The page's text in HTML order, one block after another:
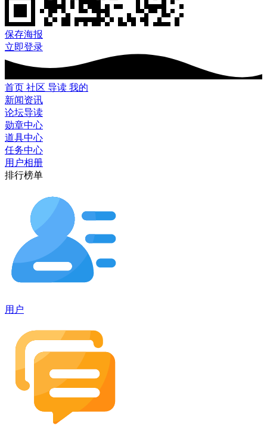
保存海报
立即登录
首页 社区 导读 我的
新闻资讯
论坛导读
勋章中心
道具中心
任务中心
用户相册
排行榜单
用户